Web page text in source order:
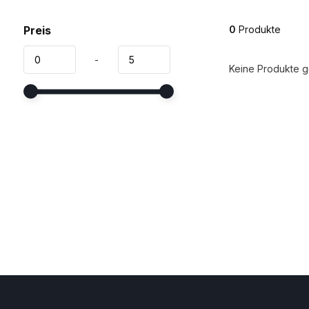
Preis
-
0 Produkte
Keine Produkte